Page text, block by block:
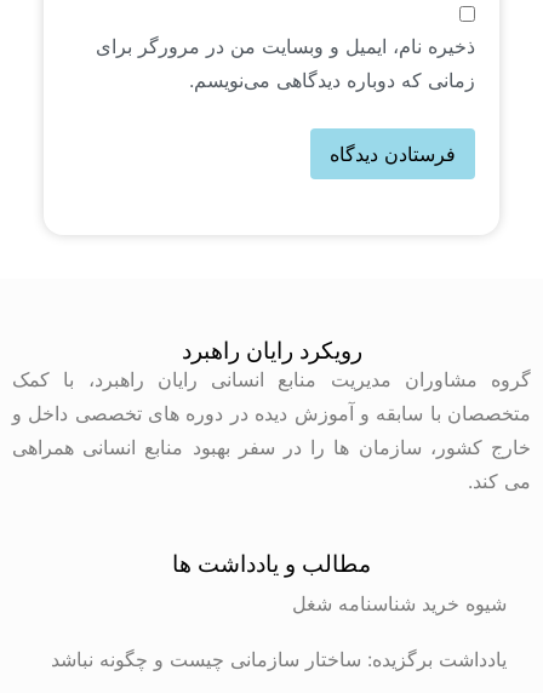
ذخیره نام، ایمیل و وبسایت من در مرورگر برای
زمانی که دوباره دیدگاهی می‌نویسم.
رویکرد رایان راهبرد
گروه مشاوران مدیریت منابع انسانی رایان راهبرد، با کمک
متخصصان با سابقه و آموزش دیده در دوره های تخصصی داخل و
خارج کشور، سازمان ها را در سفر بهبود منابع انسانی همراهی
می کند.
مطالب و یادداشت ها
شیوه خرید شناسنامه شغل
یادداشت برگزیده: ساختار سازمانی چیست و چگونه نباشد